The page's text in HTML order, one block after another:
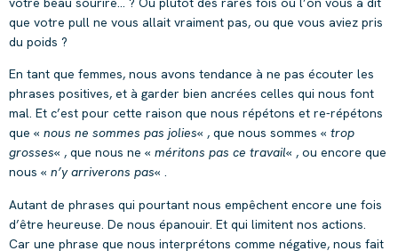
que votre pull ne vous allait vraiment pas, ou que vous aviez pris
du poids ?
En tant que femmes, nous avons tendance à ne pas écouter les
phrases positives, et à garder bien ancrées celles qui nous font
mal. Et c’est pour cette raison que nous répétons et re-répétons
que « nous ne sommes pas jolies« , que nous sommes « trop
grosses« , que nous ne « méritons pas ce travail« , ou encore que
nous « n’y arriverons pas« .
Autant de phrases qui pourtant nous empêchent encore une fois
d’être heureuse. De nous épanouir. Et qui limitent nos actions.
Car une phrase que nous interprétons comme négative, nous fait